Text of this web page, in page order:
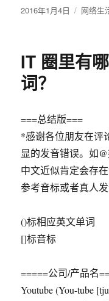
发
2016年1月4日
分
网络生
IT 圈里有
词？
===总结版===
*感谢各位朋友在评
显的发音错误。如
中文近似肯定会存
参考音标或者真人发
()标相应英文单词
[]标音标
=====公司/产品名
Youtube (You-tube